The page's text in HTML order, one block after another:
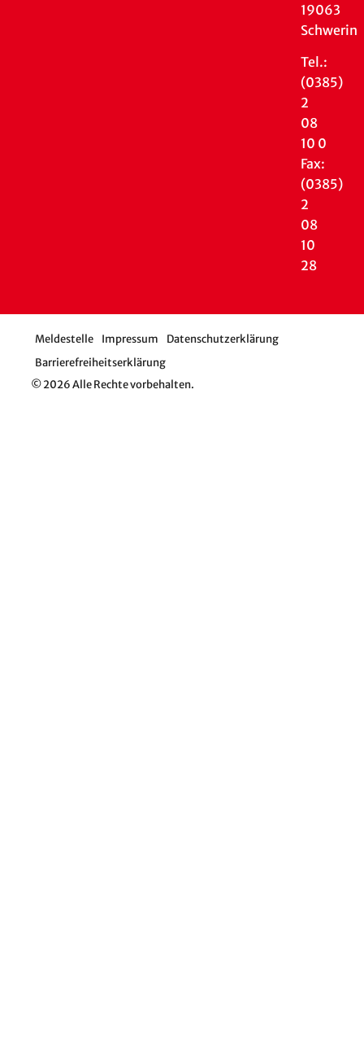
19063
Schwerin
Tel.:
(0385)
2
08
10 0
Fax:
(0385)
2
08
10
28
© 2026 Alle Rechte vorbehalten.
Meldestelle Impressum
Datenschutzerklärung
Barrierefreiheitserklärung